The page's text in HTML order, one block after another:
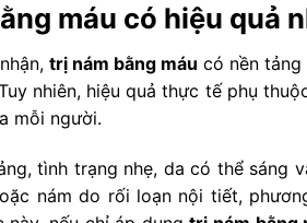
máu có hiệu quả
trị nám bằng máu có nền
nhiên, hiệu quả thực tế phụ
mỗi người.
tình trạng nhẹ, da có thể sáng
nám do rối loạn nội tiết,